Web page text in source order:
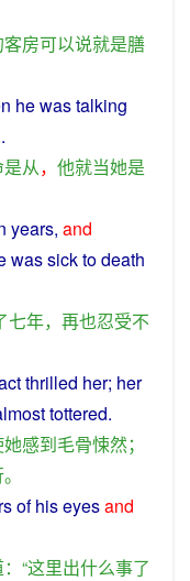
客房可以说就是膳
hewastalking
从， 他就当她是
years, and
wassickto death
七年， 再也忍受不
thrilled her; her
tottered.
她感到毛骨悚然；
。
of hiseyesand
：“这里出什么事了